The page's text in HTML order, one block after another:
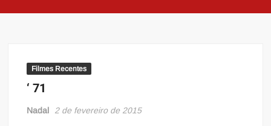
Filmes Recentes
‘ 71
Nadal 2 de fevereiro de 2015